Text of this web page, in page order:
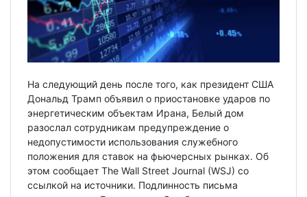
На следующий день после того, как президент США
Дональд Трамп объявил о приостановке ударов по
энергетическим объектам Ирана, Белый дом
разослал сотрудникам предупреждение о
недопустимости использования служебного
положения для ставок на фьючерсных рынках. Об
этом сообщает The Wall Street Journal (WSJ) со
ссылкой на источники. Подлинность письма